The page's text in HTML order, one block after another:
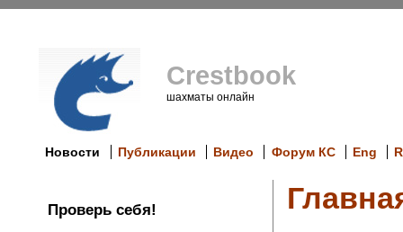
Crestbook
шахматы онлайн
Новости Публикации Видео Форум КС Eng
Проверь себя!